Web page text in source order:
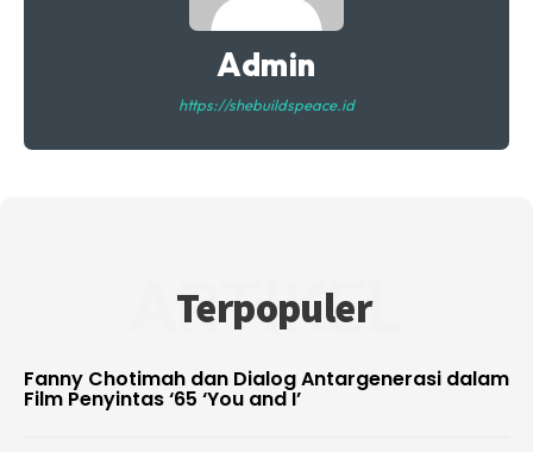
Admin
https://shebuildspeace.id
Terpopuler
ARTIKEL
Fanny Chotimah dan Dialog Antargenerasi dalam
Film Penyintas ‘65 ‘You and I’